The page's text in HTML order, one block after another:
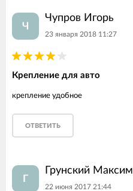
Ч
Чупров Игорь
23 января 2018 11:27
Крепление для авто
крепление удобное
ОТВЕТИТЬ
Г
Грунский Максим
22 июня 2017 21:44